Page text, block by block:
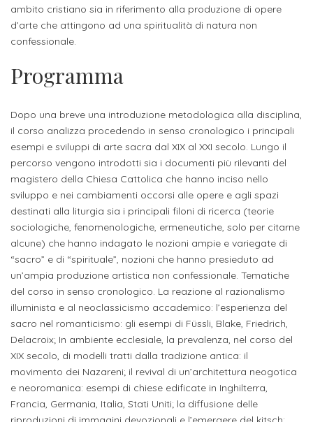
Servizi
allo
Internazionalizzazione
Aziende
e stage
News
Orientamento
Contatti
Didattico
Autorizzazioni
di
Valutazione
ECTS
Manualistica
Organigramma
Laboratori
e
sede
TERZA
MISSIONE
Progetti
Accademia
SantaGiulia
DIPARTIMENTI
di
Arti
Visive
Dipartimento
di
Comunicazione
e
Didattica
dell'arte
Dipartimento
di
Progettazione
e
ERASMUS+
Reclutamento
Concorsi
Progetti
Terza
Missione
OPPORTUNITÀ
INTERNAZIONALI
ERASMUS+
SERVIZI
ALLO
Inclusione
Carriera
Alias
Iscrizione
corsi
singoli
di
Stage
Apprendistato
le
Aziende
Login
aziende
OPPORTUNITÀ
STUDENTI
Stage
attivabili
Opportunità
di
lavoro
TO-
ONE
Iscrizione
a
corsi
singoli
Gli
step
per
diventare
un
nostro
studente
Iscriviti
alla
Newsletter
OPPORTUNITÀ
Iscriviti
alla
ACCADEMIA
Come
Iscriversi
Gli
step
per
diventare
un
nostro
studente
genitore
uno
studente
studente
iscritto
docente
referente
d'azienda
ambito cristiano sia in riferimento alla produzione di opere
d’arte che attingono ad una spiritualità di natura non
confessionale.
Programma
Dopo una breve una introduzione metodologica alla disciplina,
il corso analizza procedendo in senso cronologico i principali
esempi e sviluppi di arte sacra dal XIX al XXI secolo. Lungo il
percorso vengono introdotti sia i documenti più rilevanti del
magistero della Chiesa Cattolica che hanno inciso nello
sviluppo e nei cambiamenti occorsi alle opere e agli spazi
destinati alla liturgia sia i principali filoni di ricerca (teorie
sociologiche, fenomenologiche, ermeneutiche, solo per citarne
alcune) che hanno indagato le nozioni ampie e variegate di
“sacro” e di “spirituale”, nozioni che hanno presieduto ad
un’ampia produzione artistica non confessionale. Tematiche
del corso in senso cronologico. La reazione al razionalismo
illuminista e al neoclassicismo accademico: l’esperienza del
sacro nel romanticismo: gli esempi di Füssli, Blake, Friedrich,
Delacroix; In ambiente ecclesiale, la prevalenza, nel corso del
XIX secolo, di modelli tratti dalla tradizione antica: il
movimento dei Nazareni; il revival di un’architettura neogotica
e neoromanica: esempi di chiese edificate in Inghilterra,
Francia, Germania, Italia, Stati Uniti; la diffusione delle